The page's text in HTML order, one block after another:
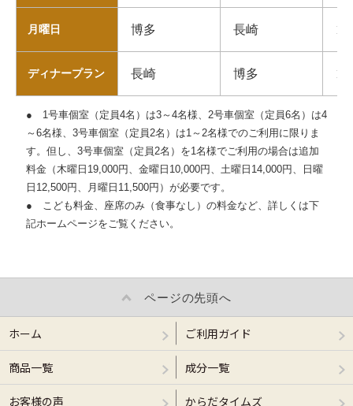
月曜日 博多 長崎
ディナープラン 長崎 博多
● 1号車個室（定員4名）は3～4名様、2号車個室（定員6名）は4
～6名様、3号車個室（定員2名）は1～2名様でのご利用に限りま
す。但し、3号車個室（定員2名）を1名様でご利用の場合は追加
料金（木曜日19,000円、金曜日10,000円、土曜日14,000円、日曜
日12,500円、月曜日11,500円）が必要です。
● こども料金、座席のみ（食事なし）の料金など、詳しくは下
記ホームページをご覧ください。
ページの先頭へ
ホーム ご利用ガイド
商品一覧 成分一覧
お客様の声 からだタイムズ